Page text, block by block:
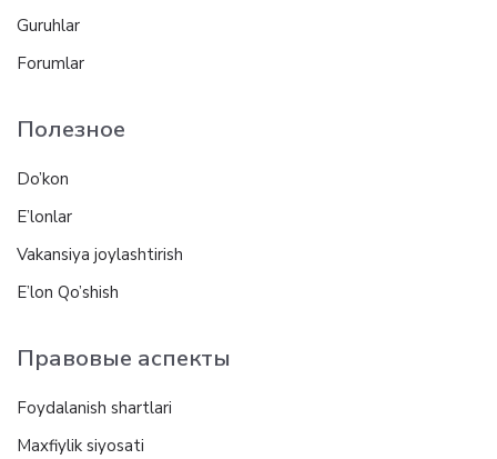
Guruhlar
Forumlar
Полезное
Do’kon
E’lonlar
Vakansiya joylashtirish
E’lon Qo’shish
Правовые аспекты
Foydalanish shartlari
Maxfiylik siyosati